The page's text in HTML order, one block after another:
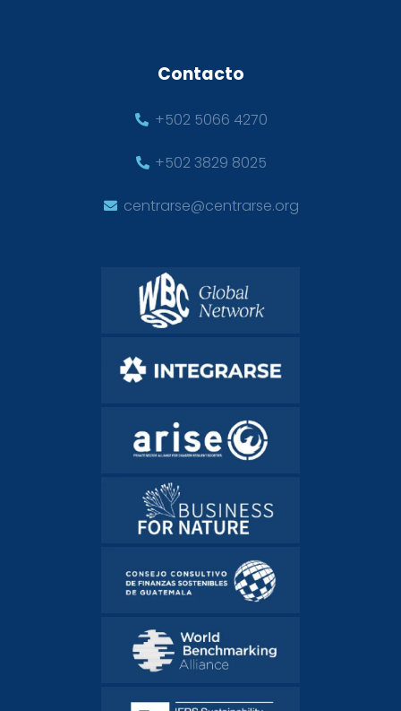
Contacto
+502 5066 4270
+502 3829 8025
centrarse@centrarse.org